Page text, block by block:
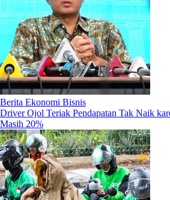
Berita Ekonomi Bisnis
Driver Ojol Teriak Pendapatan Tak Naik
Masih 20%